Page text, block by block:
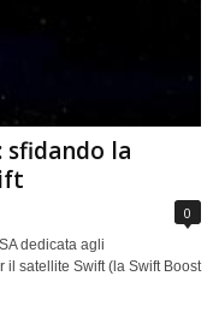
sfidando la
0
dedicata agli
satellite Swift (la Swift Boost